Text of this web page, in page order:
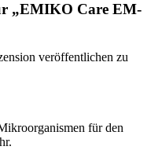
„EMIKO Care EM-
veröffentlichen zu
für den